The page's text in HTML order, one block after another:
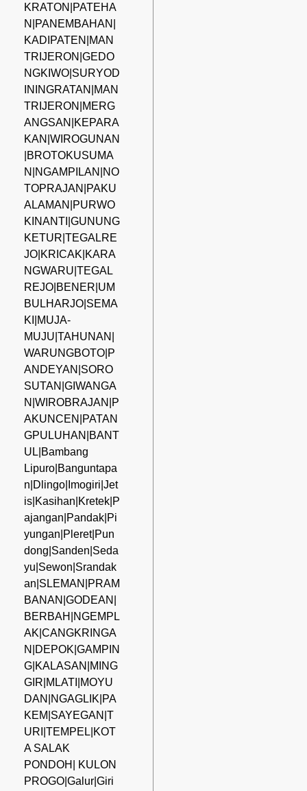
KRATON|PATEHA
N|PANEMBAHAN|
KADIPATEN|MAN
TRIJERON|GEDO
NGKIWO|SURYOD
ININGRATAN|MAN
TRIJERON|MERG
ANGSAN|KEPARA
KAN|WIROGUNAN
|BROTOKUSUMA
N|NGAMPILAN|NO
TOPRAJAN|PAKU
ALAMAN|PURWO
KINANTI|GUNUNG
KETUR|TEGALRE
JO|KRICAK|KARA
NGWARU|TEGAL
REJO|BENER|UM
BULHARJO|SEMA
KI|MUJA-
MUJU|TAHUNAN|
WARUNGBOTO|P
ANDEYAN|SORO
SUTAN|GIWANGA
N|WIROBRAJAN|P
AKUNCEN|PATAN
GPULUHAN|BANT
UL|Bambang
Lipuro|Banguntapa
n|Dlingo|Imogiri|Jet
is|Kasihan|Kretek|P
ajangan|Pandak|Pi
yungan|Pleret|Pun
dong|Sanden|Seda
yu|Sewon|Srandak
an|SLEMAN|PRAM
BANAN|GODEAN|
BERBAH|NGEMPL
AK|CANGKRINGA
N|DEPOK|GAMPIN
G|KALASAN|MING
GIR|MLATI|MOYU
DAN|NGAGLIK|PA
KEM|SAYEGAN|T
URI|TEMPEL|KOT
A SALAK
PONDOH| KULON
PROGO|Galur|Giri